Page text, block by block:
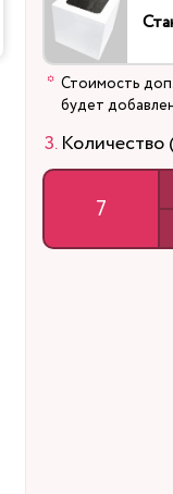
Стоимость
будет
Количество